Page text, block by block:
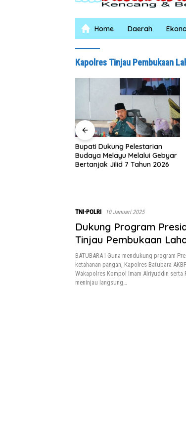
Home Daerah
Kapolres Tinjau Pembukaan
Bupati Dukung Pelestarian
Budaya Melayu Melalui Gebyar
Bertanjak Jilid 7 Tahun 2026
TNI-POLRI 10 Januari 2025
Dukung Program
Tinjau Pembukaan
BATUBARA I Guna mendukung program
ketahanan pangan, Kapolres Batubara
Wakapolres Kompol Imam Alriyuddin serta
meninjau langsung…